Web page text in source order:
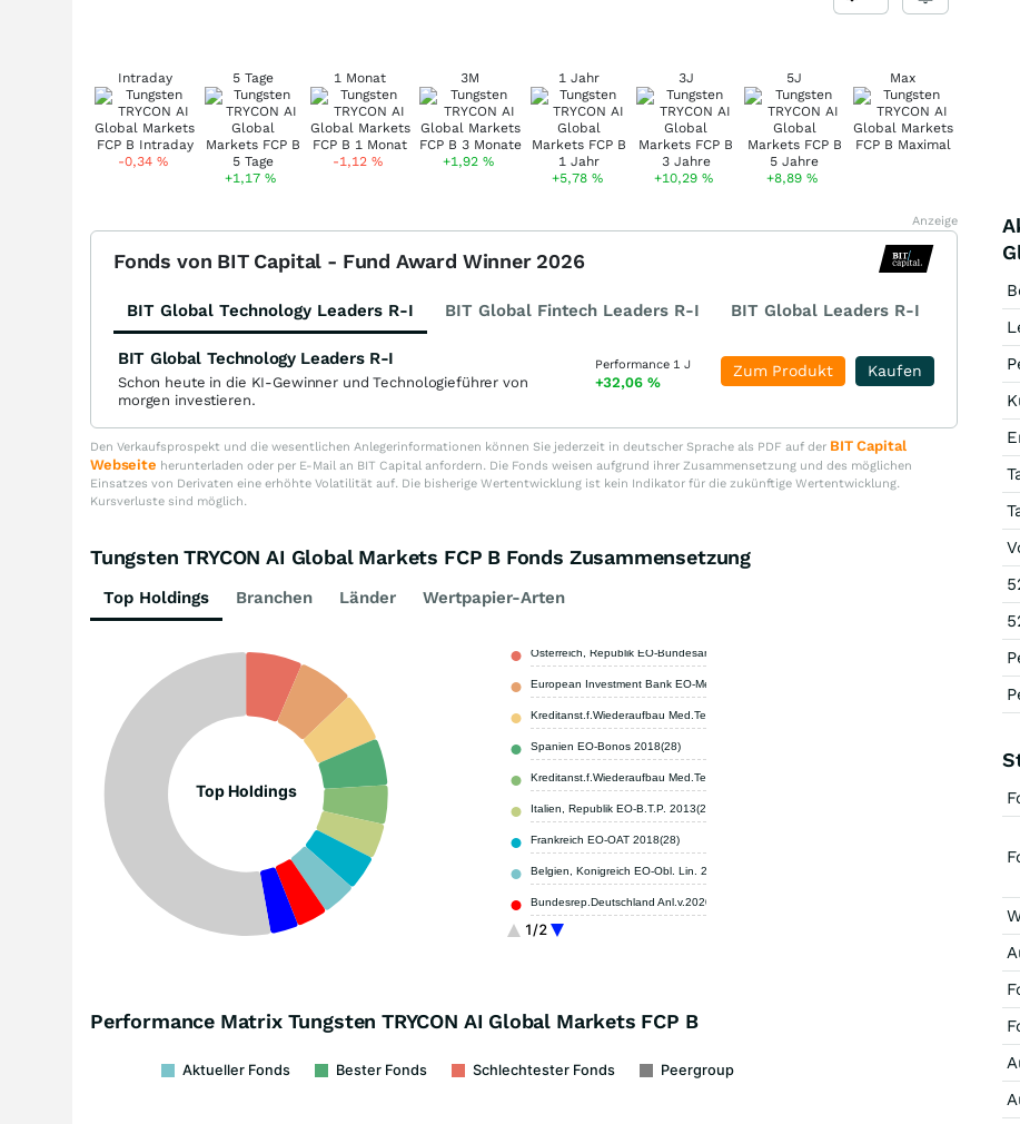
Intraday
-0,34 %
5 Tage
+1,17%
1 Monat
-1,12%
3M
+1,92 %
1 Jahr
+5,78 %
3J
+10,29%
5J
+8,89%
Max
Anzeige
Fonds von BIT Capital - Fund Award Winner 2026
BIT Global Technology Leaders R-I BIT Global Fintech Leaders R-I BIT Global Leaders R-I
BIT Global Technology Leaders R-I
Schon heute in die KI-Gewinner und Technologieführer von
morgen investieren.
Performance 1 J
+32,06 %
Kaufen
Zum Produkt
Den Verkaufsprospekt und die wesentlichen Anlegerinformationen können Sie jederzeit in deutscher Sprache als PDF auf der BIT Capital
Webseite herunterladen oder per E-Mail an BIT Capital anfordern. Die Fonds weisen aufgrund ihrer Zusammensetzung und des möglichen
Einsatzes von Derivaten eine erhöhte Volatilität auf. Die bisherige Wertentwicklung ist kein Indikator für die zukünftige Wertentwicklung.
Kursverluste sind möglich.
Tungsten TRYCON AI Global Markets FCP B Fonds Zusammensetzung
Top Holdings Branchen Länder Wertpapier-Arten
Top Holdings
1/2
Osterreich, Republik EO-Bundesanl. 2016(26)
European Investment Bank EO-Medium-Term Notes 2019(26)
Kreditanst.f.Wiederaufbau Med.Term Nts. v.19(26)
Spanien EO-Bonos 2018(28)
Kreditanst.f.Wiederaufbau Med.Term Nts. v.22(27)
Italien, Republik EO-B.T.P. 2013(28)
Frankreich EO-OAT 2018(28)
Belgien, Konigreich EO-Obl. Lin. 2019(29)
Bundesrep.Deutschland Anl.v.2020 (2030)
European Investment Bank EO-Medium-Term Notes 2014(26)
Performance Matrix Tungsten TRYCON AI Global Markets FCP B
Aktueller Fonds Bester Fonds Schlechtester Fonds Peergroup